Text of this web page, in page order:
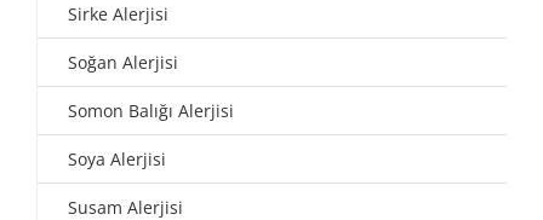
Sirke Alerjisi
Soğan Alerjisi
Somon Balığı Alerjisi
Soya Alerjisi
Susam Alerjisi